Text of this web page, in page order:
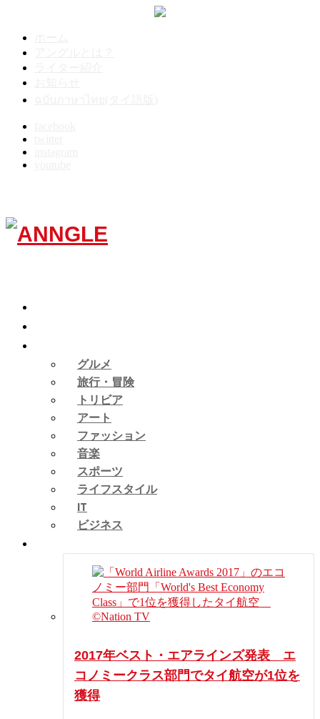
グルメ
旅行・冒険
トリビア
アート
ファッション
音楽
スポーツ
ライフスタイル
IT
ビジネス
2017年ベスト・エアラインズ発表 エ
コノミークラス部門でタイ航空が1位を
獲得